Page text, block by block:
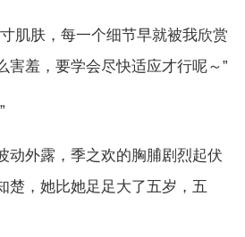
肌肤，每一个细节早就被我欣赏
害羞，要学会尽快适应才行呢～”
动外露，季之欢的胸脯剧烈起伏
楚，她比她足足大了五岁，五